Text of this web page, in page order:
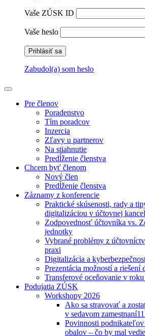
Vaše ZÚSK ID
Vaše heslo
Zabudol(a) som heslo
Pre členov
Poradenstvo
Tím poradcov
Inzercia
Zľavy u partnerov
Na stiahnutie
Predĺženie členstva
Chcem byť členom
Nový člen
Predĺženie členstva
Záznamy z konferencie
Praktické skúsenosti, rady a
digitalizáciou v účtovnej
Zodpovednosť účtovníka vs.
jednotky
Vybrané problémy z
praxi
Digitalizácia a
Prezentácia možností a riešení
Transferové oceňovanie v
Podujatia ZÚSK
Workshopy 2026
Ako sa stravovať a
v sedavom zamestnaní
Povinnosti
obalov – čo by mal